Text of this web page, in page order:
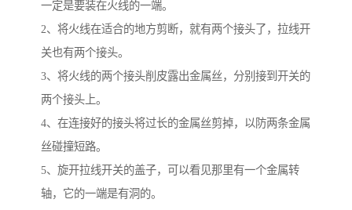
一定是要装在火线的一端。
2、将火线在适合的地方剪断，就有两个接头了，拉线开
关也有两个接头。
3、将火线的两个接头削皮露出金属丝，分别接到开关的
两个接头上。
4、在连接好的接头将过长的金属丝剪掉，以防两条金属
丝碰撞短路。
5、旋开拉线开关的盖子，可以看见那里有一个金属转
轴，它的一端是有洞的。